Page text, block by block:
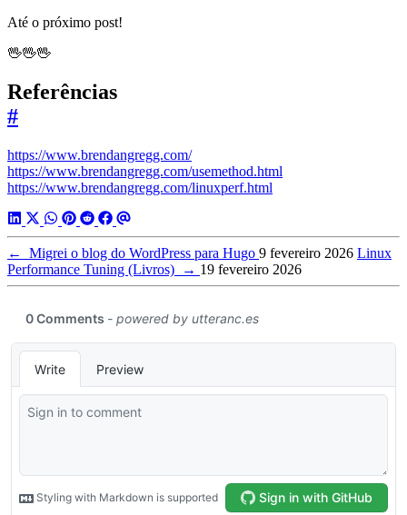
Até o próximo post!
🖖🖖🖖
Referências
#
https://www.brendangregg.com/
https://www.brendangregg.com/usemethod.html
https://www.brendangregg.com/linuxperf.html
← Migrei o blog do WordPress para Hugo 9 fevereiro 2026 Linux
Performance Tuning (Livros)
→ 19 fevereiro 2026